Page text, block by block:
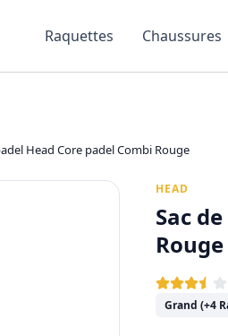
Raquettes Chaussures
Head Core padel Combi Rouge
HEAD
Sac
Rouge
Grand (+4